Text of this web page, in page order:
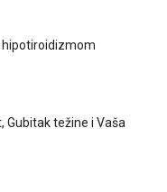
hipotiroidizmom
Gubitak težine i Vaša